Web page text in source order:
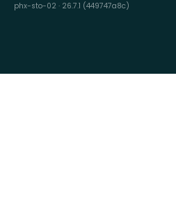
phx-sto-02 · 26.7.1 (449747a8c)